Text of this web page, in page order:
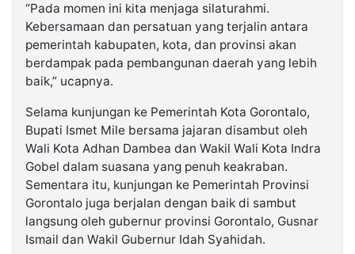
“Pada momen ini kita menjaga silaturahmi.
Kebersamaan dan persatuan yang terjalin antara
pemerintah kabupaten, kota, dan provinsi akan
berdampak pada pembangunan daerah yang lebih
baik,” ucapnya.
Selama kunjungan ke Pemerintah Kota Gorontalo,
Bupati Ismet Mile bersama jajaran disambut oleh
Wali Kota Adhan Dambea dan Wakil Wali Kota Indra
Gobel dalam suasana yang penuh keakraban.
Sementara itu, kunjungan ke Pemerintah Provinsi
Gorontalo juga berjalan dengan baik di sambut
langsung oleh gubernur provinsi Gorontalo, Gusnar
Ismail dan Wakil Gubernur Idah Syahidah.